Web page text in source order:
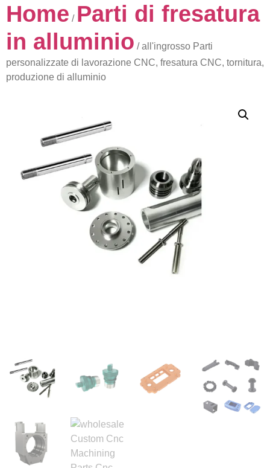
Home / Parti di fresatura
in alluminio / all'ingrosso Parti
personalizzate di lavorazione CNC, fresatura CNC, tornitura,
produzione di alluminio